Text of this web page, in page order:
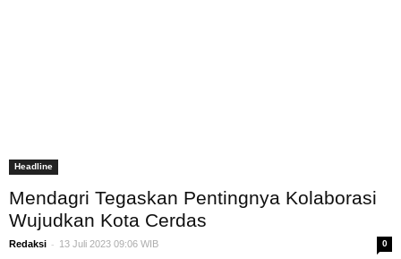
Headline
Mendagri Tegaskan Pentingnya Kolaborasi
Wujudkan Kota Cerdas
Redaksi - 13 Juli 2023 09:06 WIB 0